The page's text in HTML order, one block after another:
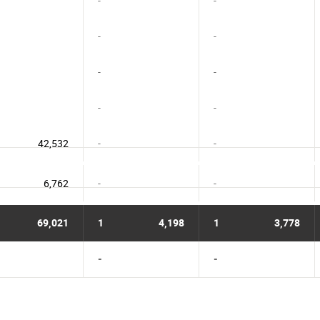
- -
- -
- -
- -
42,532
- -
6,762
69,021 1 4,198 1 3,778
- -